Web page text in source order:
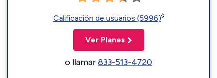
Calificación de usuarios (5996)◊
Ver Planes
o llamar833-513-4720